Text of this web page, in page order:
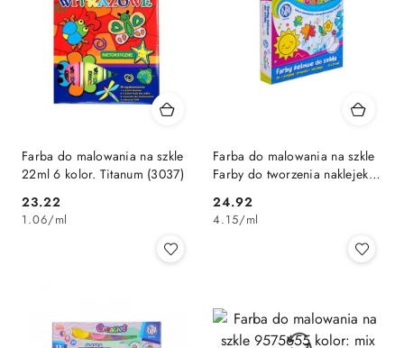
Farba do malowania na szkle
22ml 6 kolor. Titanum (3037)
Cena:
23.22
1.06/ml
Farba do malowania na szkle
Farby do tworzenia naklejek
różne 6ml 6 kolor. Astra
(301122015)
Cena:
24.92
4.15/ml